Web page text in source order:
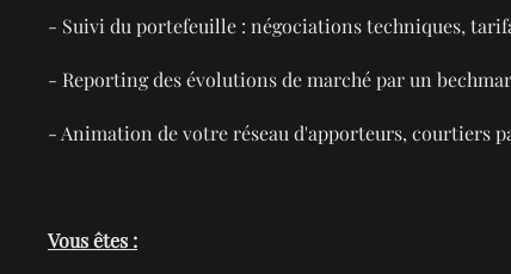
- Suivi du portefeuille : négociations techniques,
- Reporting des évolutions de marché par un
- Animation de votre réseau d'apporteurs, courtiers
Vous êtes :